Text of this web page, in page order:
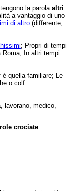
la parola altri:
a vantaggio di uno
di altro (differente,
; Propri di tempi
Roma; In altri tempi
è quella familiare; Le
o colf.
lavorano, medico,
crociate: